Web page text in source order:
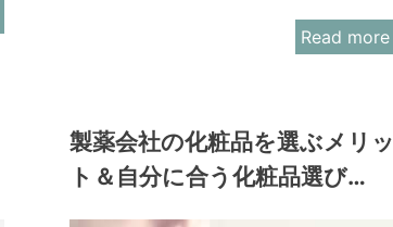
Read more
製薬会社の化粧品を選ぶメリッ
ト＆自分に合う化粧品選び…